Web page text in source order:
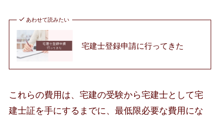
あわせて読みたい
宅建士登録申請に行ってきた
これらの費用は、宅建の受験から宅建士として宅
建士証を手にするまでに、最低限必要な費用にな